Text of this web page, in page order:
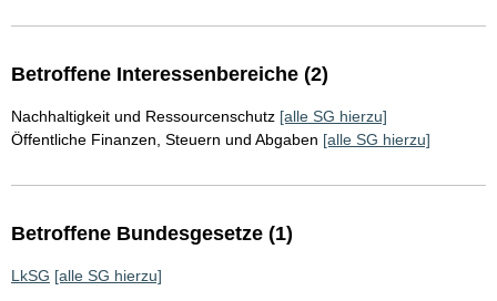
Betroffene Interessenbereiche (2)
Nachhaltigkeit und Ressourcenschutz [alle SG hierzu]
Öffentliche Finanzen, Steuern und Abgaben [alle SG hierzu]
Betroffene Bundesgesetze (1)
LkSG [alle SG hierzu]